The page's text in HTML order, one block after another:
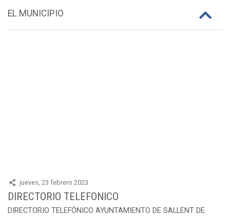
EL MUNICIPIO
jueves, 23 febrero 2023
DIRECTORIO TELEFONICO
DIRECTORIO TELEFÓNICO AYUNTAMIENTO DE SALLENT DE